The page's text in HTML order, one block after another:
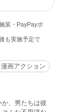
策・PayPayポ
も実施予定で
漫画アクション
、男たちは彼